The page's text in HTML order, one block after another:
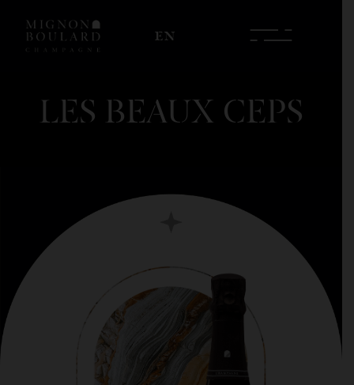
EN
LES BEAUX CEPS